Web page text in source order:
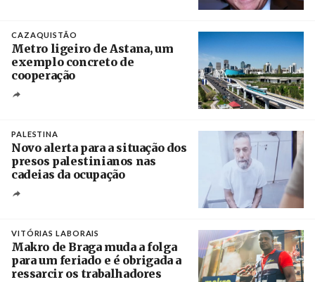
CAZAQUISTÃO
Metro ligeiro de Astana, um
exemplo concreto de
cooperação
PALESTINA
Novo alerta para a situação dos
presos palestinianos nas
cadeias da ocupação
VITÓRIAS LABORAIS
Makro de Braga muda a folga
para um feriado e é obrigada a
ressarcir os trabalhadores